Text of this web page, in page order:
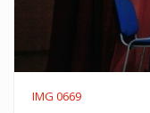
IMG 0669